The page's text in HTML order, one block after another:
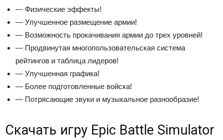
— Физические эффекты!
— Улучшенное размещение армии!
— Возможность прокачивания армии до трех уровней!
— Продвинутая многопользовательская система
рейтингов и таблица лидеров!
— Улучшенная графика!
— Более подготовленные войска!
— Потрясающие звуки и музыкальное разнообразие!
Скачать игру Epic Battle Simulator